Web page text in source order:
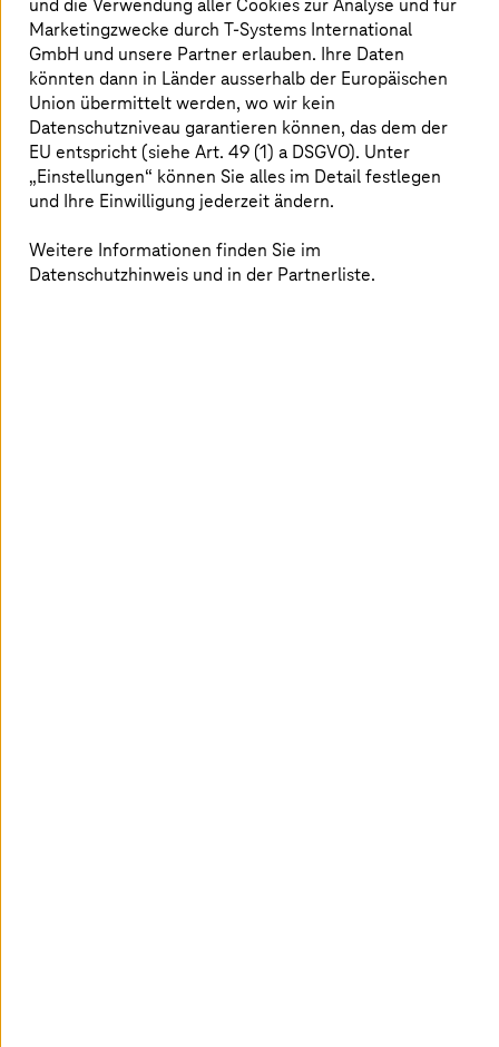
Automatisierung
Durch den Fortschritt der sich ständig verändernden IT-
Landschaft genügen manuelle Penetrationstests den
Anforderungen nicht mehr - sind sie zeitaufwendig,
fehleranfällig und teuer. Automatisierte
Penetrationstests bieten eine schnellere, effizientere
und kostengünstigere Alternative. Durch den Einsatz
fortschrittlicher Algorithmen sowie von Automatisierung
schneller getestet werden. Automatisierte
Penetrationstests gewährleisten zudem eine
und die Verwendung aller Cookies zur Analyse und für
Marketingzwecke durchT-Systems International
GmbH und unsere Partner erlauben. Ihre Daten
könnten dann in Länder ausserhalb der Europäischen
Union übermittelt werden, wo wir kein
Datenschutzniveau garantieren können, das dem der
EU entspricht (siehe Art. 49 (1) a DSGVO). Unter
„Einstellungen“ können Sie alles im Detail festlegen
und Ihre Einwilligung jederzeit ändern.
Weitere Informationen finden Sie im
Datenschutzhinweis und in der Partnerliste.